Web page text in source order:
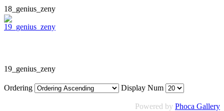
18_genius_zeny
19_genius_zeny
Ordering Display Num
Powered by Phoca Gallery